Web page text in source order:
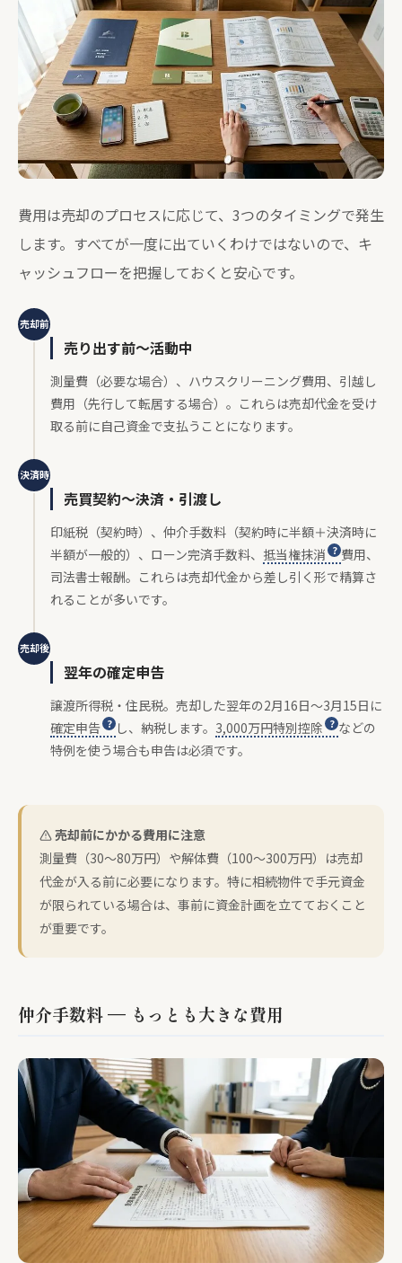
費用は売却のプロセスに応じて、3つのタイミングで発生
します。すべてが一度に出ていくわけではないので、キ
ャッシュフローを把握しておくと安心です。
売却前
売り出す前〜活動中
測量費（必要な場合）、ハウスクリーニング費用、引越し
費用（先行して転居する場合）。これらは売却代金を受け
取る前に自己資金で支払うことになります。
決済時
売買契約〜決済・引渡し
印紙税（契約時）、仲介手数料（契約時に半額＋決済時に
半額が一般的）、ローン完済手数料、 抵当権抹消
費用、
司法書士報酬。これらは売却代金から差し引く形で精算さ
れることが多いです。
売却後
翌年の確定申告
譲渡所得税・住民税。売却した翌年の2月16日〜3月15日に
確定申告
し、納税します。 3,000万円特別控除
などの
特例を使う場合も申告は必須です。
売却前にかかる費用に注意
測量費（30〜80万円）や解体費（100〜300万円）は売却
代金が入る前に必要になります。特に相続物件で手元資金
が限られている場合は、事前に資金計画を立てておくこと
が重要です。
仲介手数料 — もっとも大きな費用